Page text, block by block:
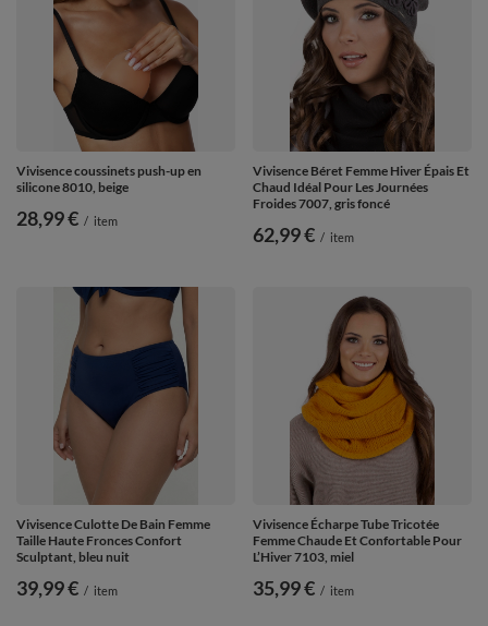
Vivisence coussinets push-up en
silicone 8010, beige
28,99 € / item
Vivisence Béret Femme Hiver Épais Et
Chaud Idéal Pour Les Journées
Froides 7007, gris foncé
62,99 € / item
Vivisence Culotte De Bain Femme
Taille Haute Fronces Confort
Sculptant, bleu nuit
39,99 € / item
Vivisence Écharpe Tube Tricotée
Femme Chaude Et Confortable Pour
L’Hiver 7103, miel
35,99 € / item